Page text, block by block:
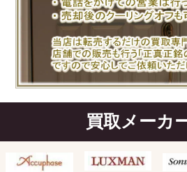
買取メーカ